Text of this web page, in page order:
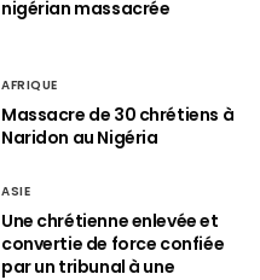
nigérian massacrée
AFRIQUE
Massacre de 30 chrétiens à
Naridon au Nigéria
ASIE
Une chrétienne enlevée et
convertie de force confiée
par un tribunal à une